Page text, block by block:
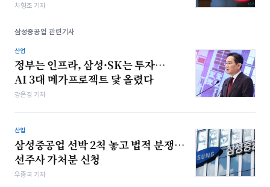
차형조 기자
삼성중공업 관련기사
산업
정부는 인프라, 삼성·SK는 투자…
AI 3대 메가프로젝트 닻 올렸다
강은경 기자
산업
삼성중공업 선박 2척 놓고 법적 분쟁…
선주사 가처분 신청
우종국 기자